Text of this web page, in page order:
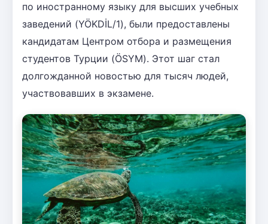
по иностранному языку для высших учебных
заведений (YÖKDİL/1), были предоставлены
кандидатам Центром отбора и размещения
студентов Турции (ÖSYM). Этот шаг стал
долгожданной новостью для тысяч людей,
участвовавших в экзамене.